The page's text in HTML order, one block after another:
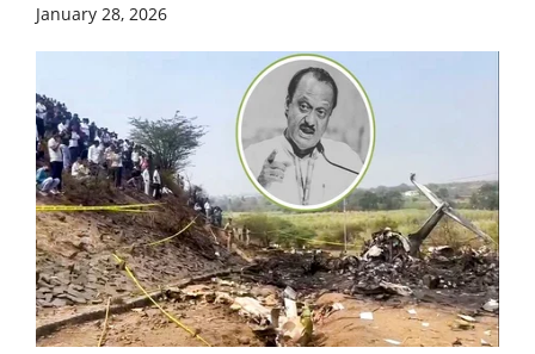
January 28, 2026